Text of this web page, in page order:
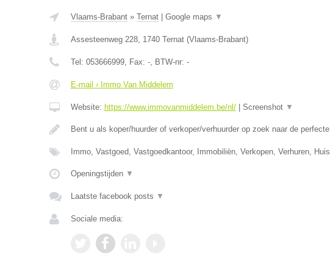
Vlaams-Brabant» Ternat| Google maps ▼
Assesteenweg 228, 1740 Ternat(Vlaams-Brabant)
Tel: 053666999, Fax: -, BTW-nr: -
E-mail › Immo Van Middelem
Website: https://www.immovanmiddelem.be/nl/| Screenshot ▼
Bent u als koper/huurder of verkoper/verhuurder op zoek naar de perfecte
Immo, Vastgoed, Vastgoedkantoor, Immobiliën, Verkopen, Verhuren, Huis
Openingstijden ▼
Laatste facebook posts ▼
Sociale media: